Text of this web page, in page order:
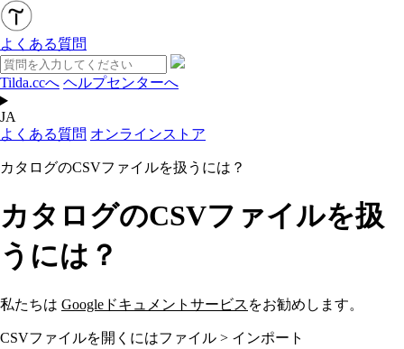
よくある質問
Tilda.ccへ ヘルプセンターへ
JA
よくある質問 オンラインストア
カタログのCSVファイルを扱うには？
カタログのCSVファイルを扱
うには？
私たちは Googleドキュメントサービス をお勧めします。
CSVファイルを開くにはファイル > インポート